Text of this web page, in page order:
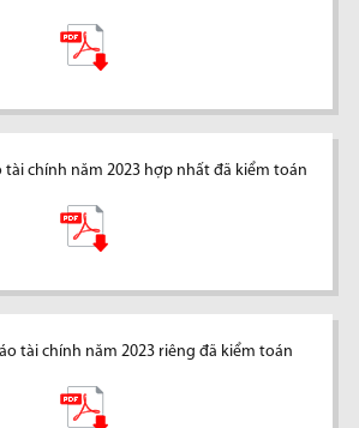
tài chính năm 2023 hợp nhất đã kiểm toán
tài chính năm 2023 riêng đã kiểm toán